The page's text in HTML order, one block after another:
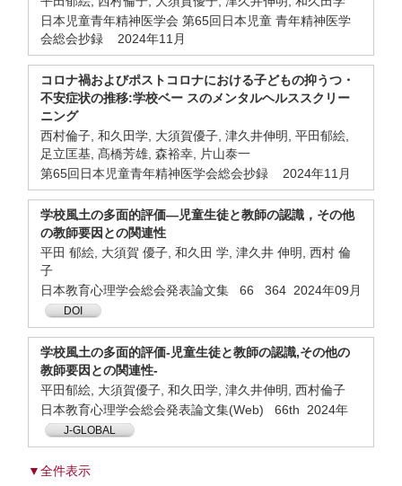
日本児童青年精神医学会 第65回日本児童 青年精神医学
会総会抄録 2024年11月
コロナ禍およびポストコロナにおける子どもの抑うつ・
不安症状の推移:学校ベー スのメンタルヘルススクリー
ニング
西村倫子, 和久田学, 大須賀優子, 津久井伸明, 平田郁絵,
足立匡基, 髙橋芳雄, 森裕幸, 片山泰一
第65回日本児童青年精神医学会総会抄録 2024年11月
学校風土の多面的評価—児童生徒と教師の認識，その他
の教師要因との関連性
平田 郁絵, 大須賀 優子, 和久田 学, 津久井 伸明, 西村 倫
子
日本教育心理学会総会発表論文集 66 364 2024年09月
DOI
学校風土の多面的評価-児童生徒と教師の認識,その他の
教師要因との関連性-
平田郁絵, 大須賀優子, 和久田学, 津久井伸明, 西村倫子
日本教育心理学会総会発表論文集(Web) 66th 2024年
J-GLOBAL
▼全件表示